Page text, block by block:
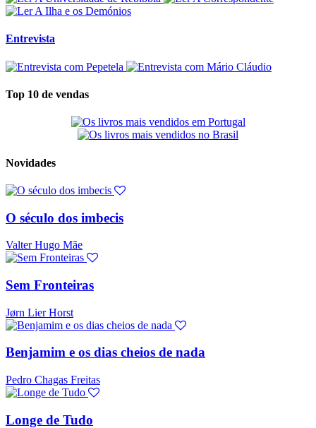
Entrevista
Top 10 de vendas
Novidades
O século dos imbecis
Valter Hugo Mãe
Sem Fronteiras
Jørn Lier Horst
Benjamim e os dias cheios de nada
Pedro Chagas Freitas
Longe de Tudo